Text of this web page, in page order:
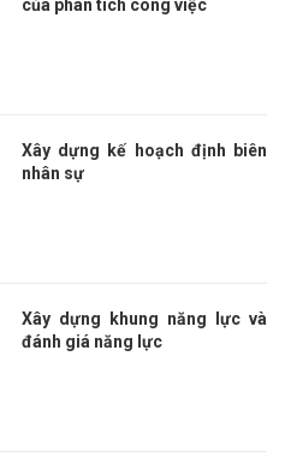
của phân tích công việc
Xây dựng kế hoạch định biên
nhân sự
Xây dựng khung năng lực và
đánh giá năng lực